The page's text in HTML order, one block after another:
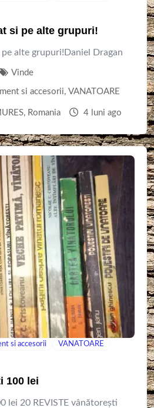
si pe alte grupuri!
alte grupuri!Daniel Dragan
Vinde
si accesorii, VANATOARE
, Romania 4 luni ago
si accesorii VANATOARE
100 lei
lei 20 REVISTE vânătorești